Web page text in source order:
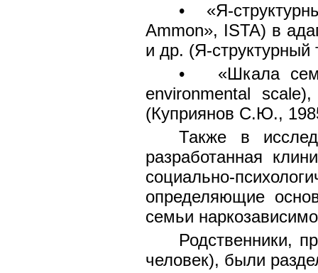
• «Я-
Ammon», ISTA) в
и др. (Я-
• «Шкала
environmental
(Куприянов С.Ю.,
Также в
разработанная
социально-
определяющие
семьи
Родственники,
человек), были